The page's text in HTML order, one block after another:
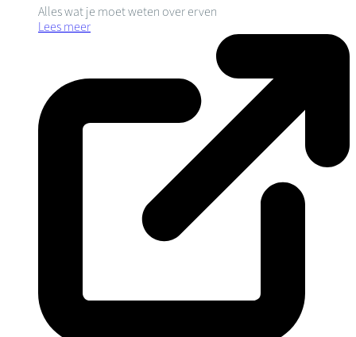
Alles wat je moet weten over erven
Lees meer